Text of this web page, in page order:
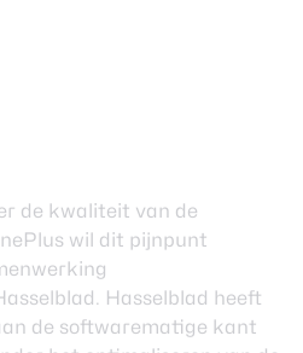
de kwaliteit van de
wil dit pijnpunt
. Hasselblad heeft
de softwarematige kant